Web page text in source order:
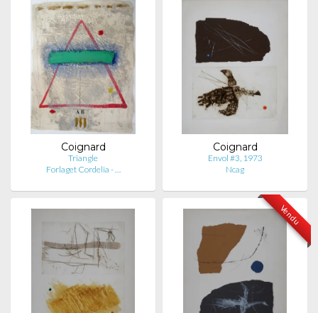
Coignard
Triangle
Forlaget Cordelia - …
Coignard
Envol #3, 1973
Ncag
Vendu